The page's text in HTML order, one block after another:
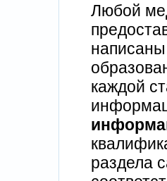
Любой
каждой
раздела